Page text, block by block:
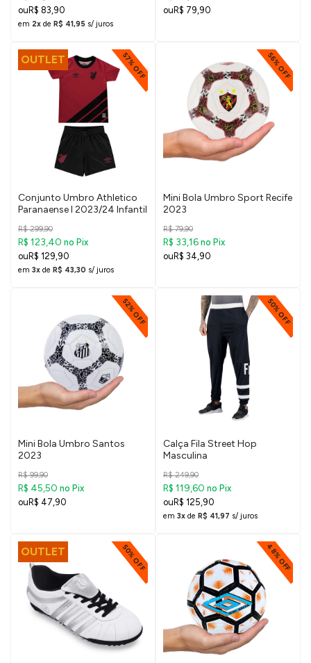
R$ 83,90
em 2x de R$ 41,95 s/ juros
R$ 79,90
OUTLET 57% OFF
Conjunto Umbro Athletico
Paranaense I 2023/24 Infantil
R$ 299,90
R$ 123,40 no Pix
R$ 129,90
em 3x de R$ 43,30 s/ juros
56% OFF
Mini Bola Umbro Sport Recife
2023
R$ 79,90
R$ 33,16 no Pix
R$ 34,90
52% OFF
Mini Bola Umbro Santos
2023
R$ 99,90
R$ 45,50 no Pix
R$ 47,90
50% OFF
Calça Fila Street Hop
Masculina
R$ 249,90
R$ 119,60 no Pix
R$ 125,90
em 3x de R$ 41,97 s/ juros
OUTLET 50% OFF 48% OFF